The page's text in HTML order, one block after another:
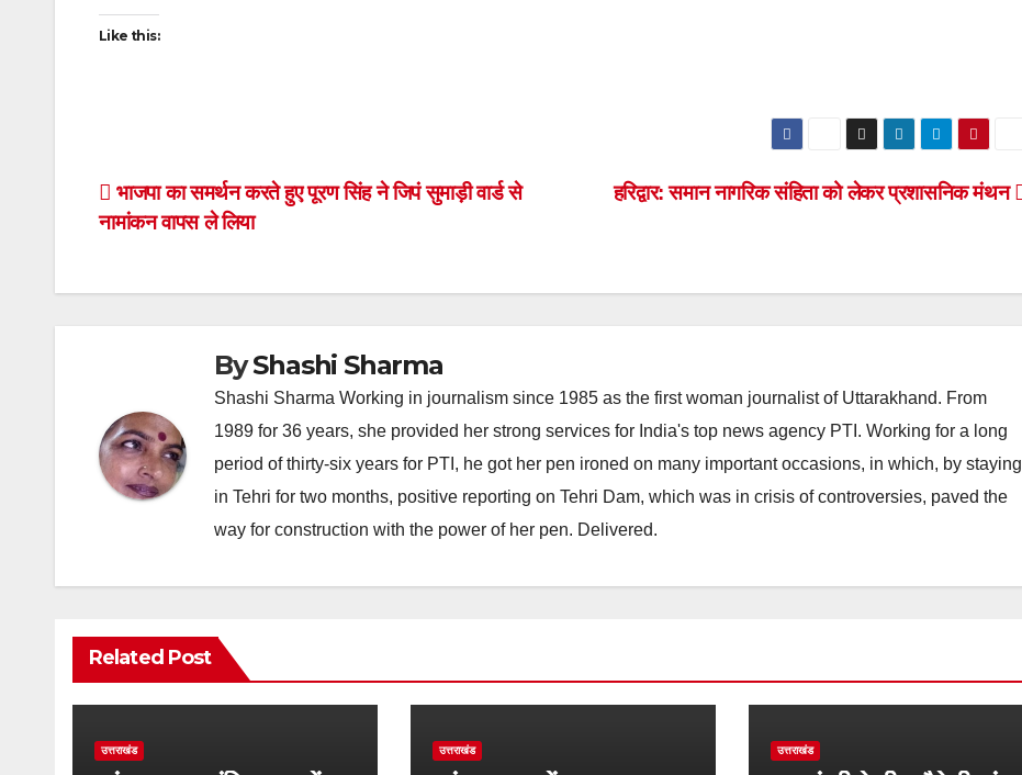
Like this:
Post
navigation
हरिद्वार: समान नागरिक संहिता को लेकर प्रशासनिक मंथन
भाजपा का समर्थन करते हुए पूरण सिंह ने जिपं सुमाड़ी वार्ड से
नामांकन वापस ले लिया
ByShashi Sharma
Shashi Sharma Working in journalism since 1985 as the first woman journalist of Uttarakhand. From
1989 for 36 years, she provided her strong services for India's top news agency PTI. Working for a long
period of thirty-six years for PTI, he got her pen ironed on many important occasions, in which, by staying
in Tehri for two months, positive reporting on Tehri Dam, which was in crisis of controversies, paved the
way for construction with the power of her pen. Delivered.
Related Post
उत्तराखंड उत्तराखंड उत्तराखंड